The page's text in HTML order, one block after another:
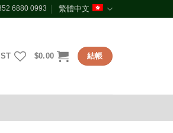
6880 0993 繁體中文
$0.00 結帳